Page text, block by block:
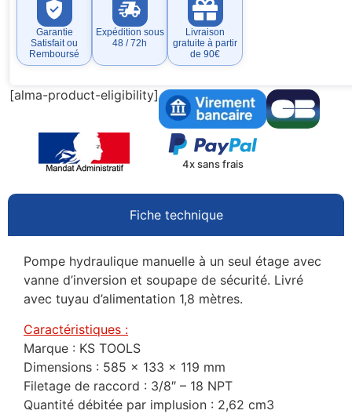
Garantie
Satisfait ou
Remboursé
Expédition sous
48 / 72h
Livraison
gratuite à partir
de 90€
[alma-product-eligibility]
4x sans frais
Fiche technique
Pompe hydraulique manuelle à un seul étage avec
vanne d’inversion et soupape de sécurité. Livré
avec tuyau d’alimentation 1,8 mètres.
Caractéristiques :
Marque : KS TOOLS
Dimensions : 585 x 133 x 119 mm
Filetage de raccord : 3/8″ – 18 NPT
Quantité débitée par implusion : 2,62 cm3